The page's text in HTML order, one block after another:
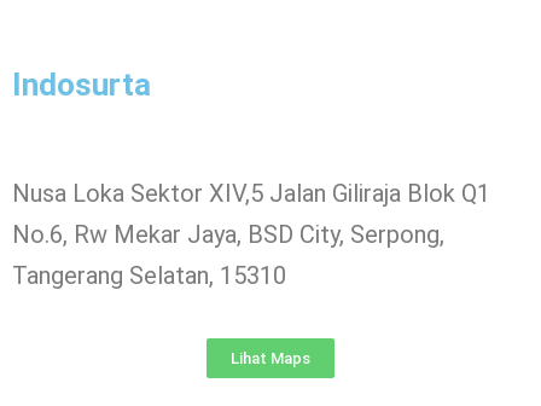
Indosurta
Nusa Loka Sektor XIV,5 Jalan Giliraja Blok Q1
No.6, Rw Mekar Jaya, BSD City, Serpong,
Tangerang Selatan, 15310
Lihat Maps